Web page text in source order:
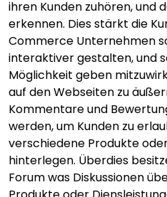
ihren Kunden zuhören, und
erkennen. Dies stärkt die
Commerce Unternehmen
interaktiver gestalten, und
Möglichkeit geben
auf den Webseiten zu
Kommentare und
werden, um Kunden zu
verschiedene Produkte
hinterlegen. Überdies
Forum was Diskussionen